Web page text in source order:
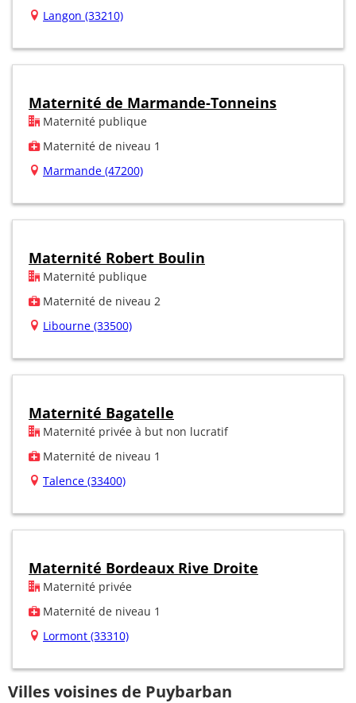
Langon (33210)
Maternité de Marmande-Tonneins
Maternité publique
Maternité de niveau 1
Marmande (47200)
Maternité Robert Boulin
Maternité publique
Maternité de niveau 2
Libourne (33500)
Maternité Bagatelle
Maternité privée à but non lucratif
Maternité de niveau 1
Talence (33400)
Maternité Bordeaux Rive Droite
Maternité privée
Maternité de niveau 1
Lormont (33310)
Villes voisines de Puybarban